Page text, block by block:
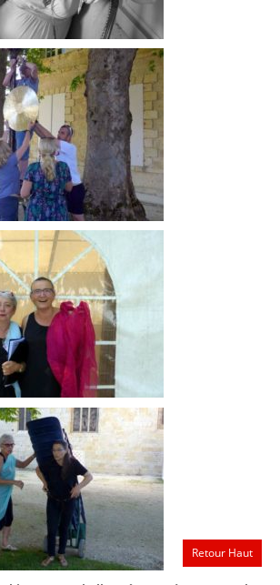
Retour Haut